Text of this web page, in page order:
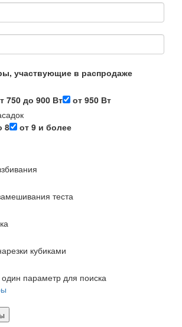
участвующие в распродаже
750 до 900 Вт
от 950 Вт
8
от 9 и более
теста
кубиками
параметр для поиска